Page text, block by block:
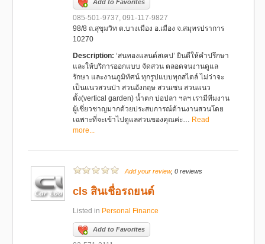
Add to Favorites
085-501-9737, 091-117-9827
98/8 ถ.สุขุมวิท ต.บางเมือง อ.เมือง จ.สมุทรปราการ
10270
Description: ‘สนทองแลนด์สเคป’ ยินดีให้คำปรึกษา
และให้บริการออกแบบ จัดสวน ตลอดจนงานดูแล
รักษา และงานภูมิทัศน์ ทุกรูปแบบทุกสไตล์ ไม่ว่าจะ
เป็นแนวสวนป่า สวนอังกฤษ สวนเซน สวนแนว
ตั้ง(vertical garden) น้ำตก บ่อปลา ฯลฯ เรามีทีมงาน
ผู้เชี่ยวชาญมากด้วยประสบการณ์ด้านงานสวนโดย
เฉพาะที่จะเข้าไปดูแลสวนของคุณค่ะ… Read
more...
Add your review, 0 reviews
cls สินเชื่อรถยนต์
Listed in Personal Finance
Add to Favorites